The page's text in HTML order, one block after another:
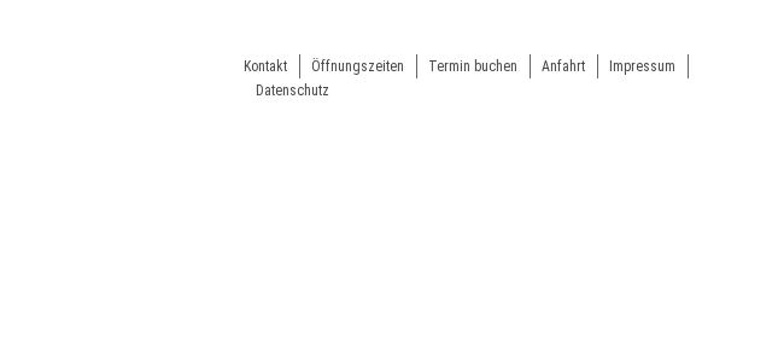
Kontakt Öffnungszeiten Termin buchen Anfahrt
Impressum
Datenschutz